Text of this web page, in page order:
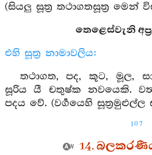
(සියලු සූත්‍ර තථාගතසූත්‍ර මෙන්
තෙළෙස්වැනි
එහි සූත්‍ර නාමාවලිය:
තථාගත, පද, කූට, මූල,
සූරිය යී චතුෂ්ක නවයෙකි.
පදය වේ. (වර්‍ගයෙහි සූත්‍රමුළුල්ල
107
14.